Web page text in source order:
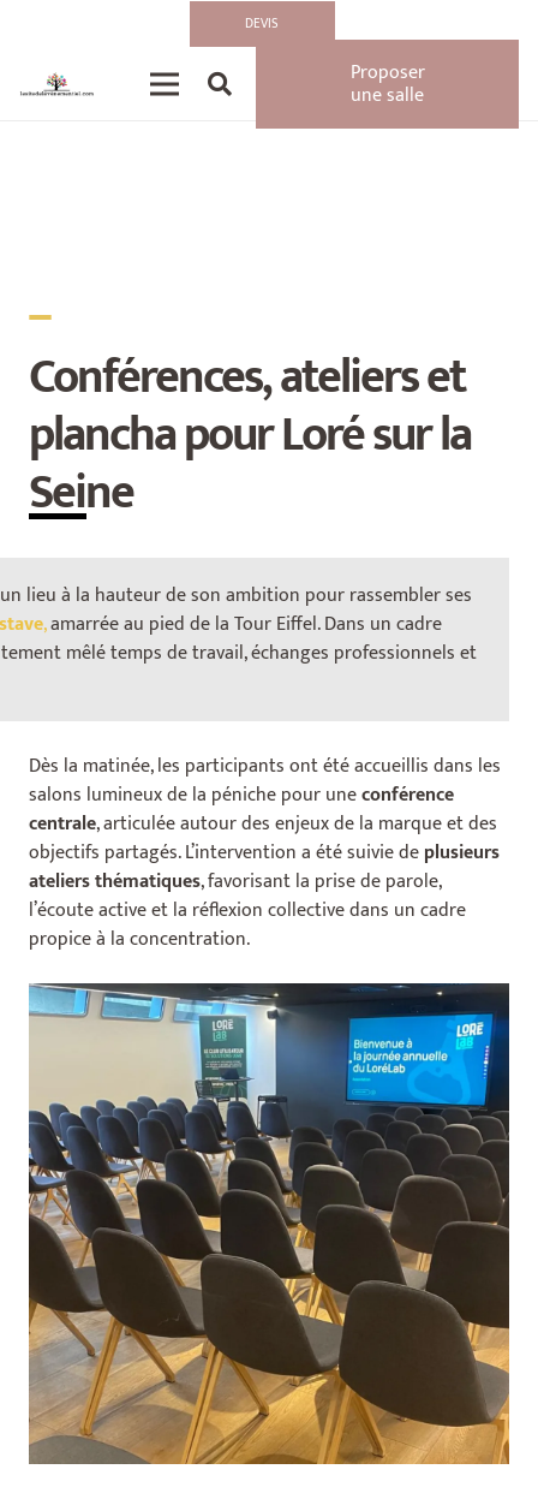
DEVIS
Proposer
une salle
Péniches et Bateaux
Gustave : Un séminaire au fil de l’eau
Conférences, ateliers et
plancha pour Loré sur la
Seine
lieu à la hauteur de son ambition pour rassembler ses
,amarrée au pied de la Tour Eiffel. Dans un cadre
mêlé temps de travail, échanges professionnels et
Un séminaire pensé pour engager
Dès la matinée, les participants ont été accueillis dans les
salons lumineux de la péniche pour uneconférence
centrale, articulée autour des enjeux de la marque et des
objectifs partagés. L’intervention a été suivie deplusieurs
ateliers thématiques, favorisant la prise de parole,
l’écoute active et la réflexion collective dans un cadre
propice à la concentration.